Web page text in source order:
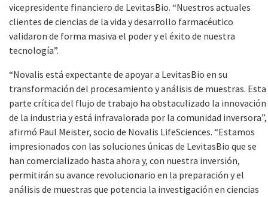
vicepresidente financiero de LevitasBio. “Nuestros actuales
clientes de ciencias de la vida y desarrollo farmacéutico
validaron de forma masiva el poder y el éxito de nuestra
tecnología”.
“Novalis está expectante de apoyar a LevitasBio en su
transformación del procesamiento y análisis de muestras. Esta
parte crítica del flujo de trabajo ha obstaculizado la innovación
de la industria y está infravalorada por la comunidad inversora”,
afirmó Paul Meister, socio de Novalis LifeSciences. “Estamos
impresionados con las soluciones únicas de LevitasBio que se
han comercializado hasta ahora y, con nuestra inversión,
permitirán su avance revolucionario en la preparación y el
análisis de muestras que potencia la investigación en ciencias